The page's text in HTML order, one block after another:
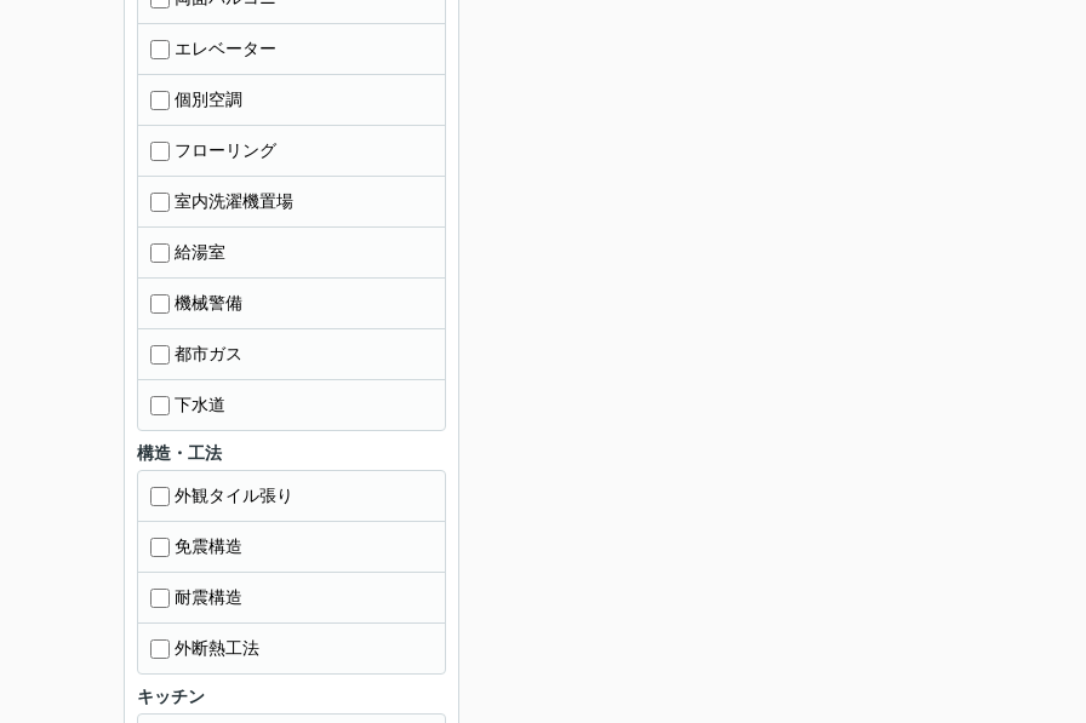
エレベーター
個別空調
フローリング
室内洗濯機置場
給湯室
機械警備
都市ガス
下水道
構造・工法
外観タイル張り
免震構造
耐震構造
外断熱工法
キッチン